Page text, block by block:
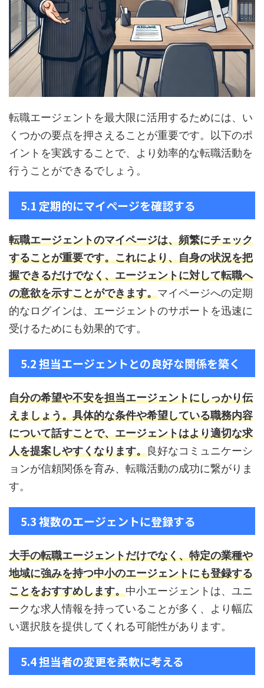
ントについ
しく解説し
ます。 1. ハ
ラス転職に
転職エージ
トとは？ ハ
ラス転職を
させるため
転職エージ
トの選択が
せません。
高年収を狙
求人を多数
揃え、専門
い。 1. 会社を辞
めたくなる7つの
理由と対処法 仕
事を続ける中
で、常に満足で
きるわけではあ
りません。多く
の人が、ある瞬
る理由がいくつ
かあります。そ
の中で特に代表
的な理由と、そ
の対策につい ...
参考にしてみて
ください。 1. ハ
イクラス転職と
は?年収800万円
以上の求人を指
す ハイクラス転
職の定義 ハイク
ラス転職とは、
円以上の求人を
指す言葉です。
この定義には厳
密なルールは存
在しませんが、
な懸念がある
しょう。そん
不安を解消し
あなたの転職
成功に導きま
す。それが、
門的な知識と
富な求人情報
転職エージェ
トです。 40
IT・WEB系転
を強力にサポ
トする ...
転職エージェントを最大限に活用するためには、い
くつかの要点を押さえることが重要です。以下のポ
イントを実践することで、より効率的な転職活動を
行うことができるでしょう。
5.1 定期的にマイページを確認する
転職エージェントのマイページは、頻繁にチェック
することが重要です。これにより、自身の状況を把
握できるだけでなく、エージェントに対して転職へ
の意欲を示すことができます。マイページへの定期
的なログインは、エージェントのサポートを迅速に
受けるためにも効果的です。
5.2 担当エージェントとの良好な関係を築く
自分の希望や不安を担当エージェントにしっかり伝
えましょう。具体的な条件や希望している職務内容
について話すことで、エージェントはより適切な求
人を提案しやすくなります。良好なコミュニケーシ
ョンが信頼関係を育み、転職活動の成功に繋がりま
す。
5.3 複数のエージェントに登録する
大手の転職エージェントだけでなく、特定の業種や
地域に強みを持つ中小のエージェントにも登録する
ことをおすすめします。中小エージェントは、ユニ
ークな求人情報を持っていることが多く、より幅広
い選択肢を提供してくれる可能性があります。
5.4 担当者の変更を柔軟に考える